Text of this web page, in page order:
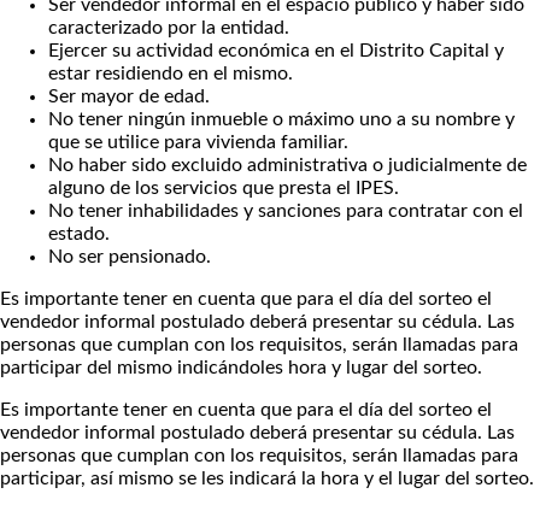
Ser vendedor informal en el espacio público y haber sido
caracterizado por la entidad.
Ejercer su actividad económica en el Distrito Capital y
estar residiendo en el mismo.
Ser mayor de edad.
No tener ningún inmueble o máximo uno a su nombre y
que se utilice para vivienda familiar.
No haber sido excluido administrativa o judicialmente de
alguno de los servicios que presta el IPES.
No tener inhabilidades y sanciones para contratar con el
estado.
No ser pensionado.
Es importante tener en cuenta que para el día del sorteo el
vendedor informal postulado deberá presentar su cédula. Las
personas que cumplan con los requisitos, serán llamadas para
participar del mismo indicándoles hora y lugar del sorteo.
Es importante tener en cuenta que para el día del sorteo el
vendedor informal postulado deberá presentar su cédula. Las
personas que cumplan con los requisitos, serán llamadas para
participar, así mismo se les indicará la hora y el lugar del sorteo.